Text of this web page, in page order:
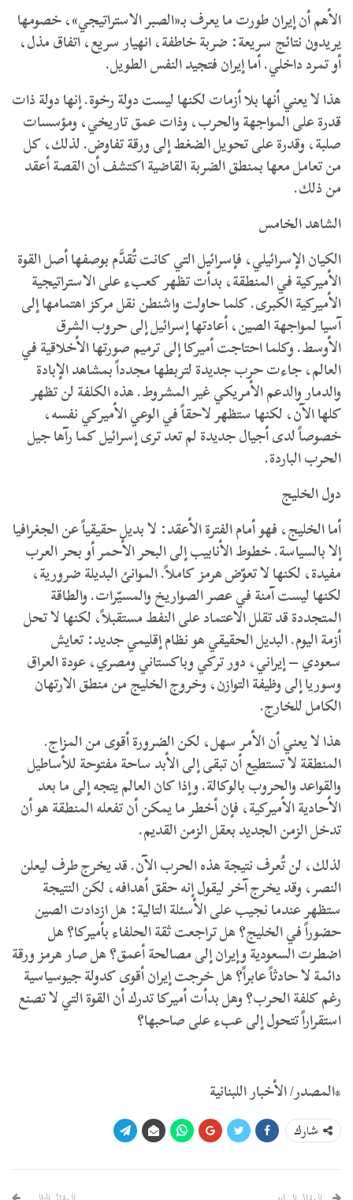
الأهم أن إيران طورت ما يعرف بـ«الصبر الاستراتيجي»، خصومها
يريدون نتائج سريعة: ضربة خاطفة، انهيار سريع، اتفاق مذل،
أو تمرد داخلي. أما إيران فتجيد النفس الطويل.
هذا لا يعني أنها بلا أزمات لكنها ليست دولة رخوة. إنها دولة ذات
قدرة على المواجهة والحرب، وذات عمق تاريخي، ومؤسسات
صلبة، وقدرة على تحويل الضغط إلى ورقة تفاوض. لذلك، كل
من تعامل معها بمنطق الضربة القاضية اكتشف أن القصة أعقد
من ذلك.
الشاهد الخامس
الكيان الإسرائيلي، فإسرائيل التي كانت تُقدَّم بوصفها أصل القوة
الأميركية في المنطقة، بدأت تظهر كعبء على الاستراتيجية
الأميركية الكبرى. كلما حاولت واشنطن نقل مركز اهتمامها إلى
آسيا لمواجهة الصين، أعادتها إسرائيل إلى حروب الشرق
الأوسط. وكلما احتاجت أميركا إلى ترميم صورتها الأخلاقية في
العالم، جاءت حرب جديدة لتربطها مجدداً بمشاهد الإبادة
والدمار والدعم الأمريكي غير المشروط. هذه الكلفة لن تظهر
كلها الآن، لكنها ستظهر لاحقاً في الوعي الأميركي نفسه،
خصوصاً لدى أجيال جديدة لم تعد ترى إسرائيل كما رآها جيل
الحرب الباردة.
دول الخليج
أما الخليج، فهو أمام الفترة الأعقد: لا بديل حقيقياً عن الجغرافيا
إلا بالسياسة. خطوط الأنابيب إلى البحر الأحمر أو بحر العرب
مفيدة، لكنها لا تعوّض هرمز كاملاً. الموانئ البديلة ضرورية،
لكنها ليست آمنة في عصر الصواريخ والمسيّرات. والطاقة
المتجددة قد تقلل الاعتماد على النفط مستقبلاً، لكنها لا تحل
أزمة اليوم. البديل الحقيقي هو نظام إقليمي جديد: تعايش
سعودي – إيراني، دور تركي وباكستاني ومصري، عودة العراق
وسوريا إلى وظيفة التوازن، وخروج الخليج من منطق الارتهان
الكامل للخارج.
هذا لا يعني أن الأمر سهل، لكن الضرورة أقوى من المزاج.
المنطقة لا تستطيع أن تبقى إلى الأبد ساحة مفتوحة للأساطيل
والقواعد والحروب بالوكالة. وإذا كان العالم يتجه إلى ما بعد
الأحادية الأميركية، فإن أخطر ما يمكن أن تفعله المنطقة هو أن
تدخل الزمن الجديد بعقل الزمن القديم.
لذلك، لن تُعرف نتيجة هذه الحرب الآن. قد يخرج طرف ليعلن
النصر، وقد يخرج آخر ليقول إنه حقق أهدافه، لكن النتيجة
ستظهر عندما نجيب على الأسئلة التالية: هل ازدادت الصين
حضوراً في الخليج؟ هل تراجعت ثقة الحلفاء بأميركا؟ هل
اضطرت السعودية وإيران إلى مصالحة أعمق؟ هل صار هرمز ورقة
دائمة لا حادثاً عابراً؟ هل خرجت إيران أقوى كدولة جيوسياسية
رغم كلفة الحرب؟ وهل بدأت أميركا تدرك أن القوة التي لا تصنع
استقراراً تتحول إلى عبء على صاحبها؟
*المصدر/ الأخبار اللبنانية
شارك